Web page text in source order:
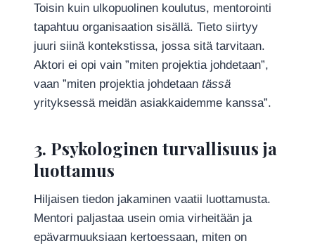
Toisin kuin ulkopuolinen koulutus, mentorointi
tapahtuu organisaation sisällä. Tieto siirtyy
juuri siinä kontekstissa, jossa sitä tarvitaan.
Aktori ei opi vain ”miten projektia johdetaan”,
vaan ”miten projektia johdetaan tässä
yrityksessä meidän asiakkaidemme kanssa”.
3. Psykologinen turvallisuus ja
luottamus
Hiljaisen tiedon jakaminen vaatii luottamusta.
Mentori paljastaa usein omia virheitään ja
epävarmuuksiaan kertoessaan, miten on